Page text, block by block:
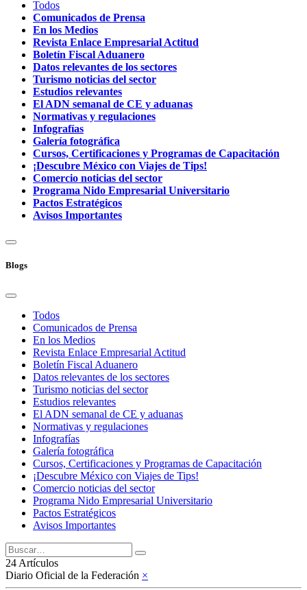
Todos
Comunicados de Prensa
En los Medios
Revista Enlace Empresarial Actitud
Boletín Fiscal Aduanero
Datos relevantes de los sectores
Turismo noticias del sector
Estudios relevantes
El ADN semanal de CE y aduanas
Normativas y regulaciones
Infografías
Galería fotográfica
Cursos, Certificaciones y Programas de Capacitación
¡Descubre México con Viajes de Tips!
Comercio noticias del sector
Programa Nido Empresarial Universitario
Pactos Estratégicos
Avisos Importantes
Blogs
Todos
Comunicados de Prensa
En los Medios
Revista Enlace Empresarial Actitud
Boletín Fiscal Aduanero
Datos relevantes de los sectores
Turismo noticias del sector
Estudios relevantes
El ADN semanal de CE y aduanas
Normativas y regulaciones
Infografías
Galería fotográfica
Cursos, Certificaciones y Programas de Capacitación
¡Descubre México con Viajes de Tips!
Comercio noticias del sector
Programa Nido Empresarial Universitario
Pactos Estratégicos
Avisos Importantes
24 Artículos
Diario Oficial de la Federación ×